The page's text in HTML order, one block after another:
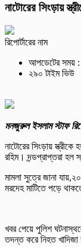
নাটোরের সিংড়ায়
রিপোর্টারের নাম
আপডেটের সময় :
২৯০ টাইম ভিউ
মনজুরুল ইসলাম স্টাফ
নাটোরের সিংড়ায়
রহিম। দন্ডপ্রাপ্তরা হল
মামলা সুত্রে জানা
মরদেহ মাটিতে পড়ে
খবর পেয়ে পুলিশ
তদন্ত করে নিহত খাদিজা